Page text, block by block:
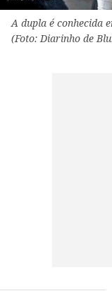
A dupla é conhecida
(Foto: Diarinho de